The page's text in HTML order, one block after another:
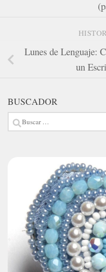
Lunes de Lenguaje:
un
BUSCADOR
Buscar: